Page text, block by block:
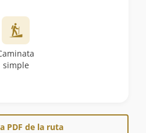
simple
PDF de la ruta